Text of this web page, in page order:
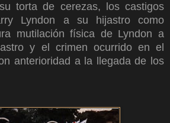
torta de cerezas, los castigos
Lyndon a su hijastro como
mutilación física de Lyndon a
y el crimen ocurrido en el
anterioridad a la llegada de los